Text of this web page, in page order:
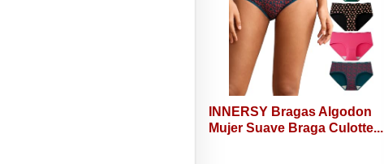
INNERSY Bragas Algodon
Mujer Suave Braga Culotte...